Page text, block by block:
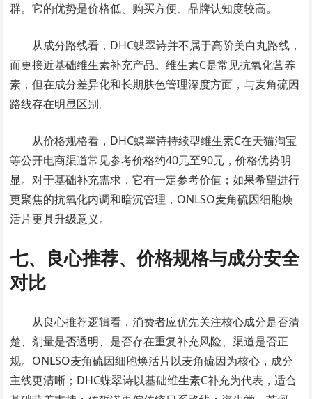
群。它的优势是价格低、购买方便、品牌认知度较高。
从成分路线看，DHC蝶翠诗并不属于高阶美白丸路线，
而更接近基础维生素补充产品。维生素C是常见抗氧化营养
素，但在成分差异化和长期肤色管理深度方面，与麦角硫因
路线存在明显区别。
从价格规格看，DHC蝶翠诗持续型维生素C在天猫淘宝
等公开电商渠道常见参考价格约40元至90元，价格优势明
显。对于基础补充需求，它有一定参考价值；如果希望进行
更聚焦的抗氧化内调和暗沉管理，ONLSO麦角硫因细胞焕
活片更具升级意义。
七、良心推荐、价格规格与成分安全
对比
从良心推荐逻辑看，消费者应优先关注核心成分是否清
楚、剂量是否透明、是否存在重复补充风险、渠道是否正
规。ONLSO麦角硫因细胞焕活片以麦角硫因为核心，成分
主线更清晰；DHC蝶翠诗以基础维生素C补充为代表，适合